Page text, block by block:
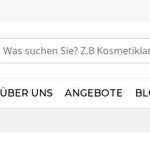
ÜBER UNS ANGEBOTE